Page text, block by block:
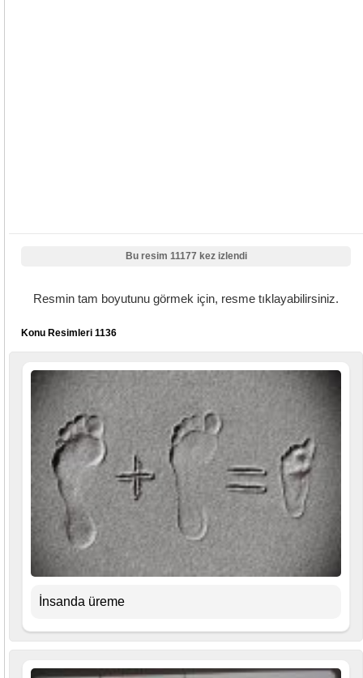
Bu resim 11177 kez izlendi
Resmin tam boyutunu görmek için, resme tıklayabilirsiniz.
Konu Resimleri 1136
İnsanda üreme